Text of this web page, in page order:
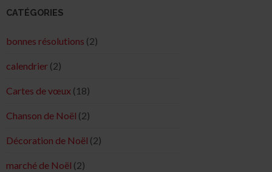
CATÉGORIES
bonnes résolutions (2)
calendrier (2)
Cartes de vœux (18)
Chanson de Noël (2)
Décoration de Noël (2)
marché de Noël (2)